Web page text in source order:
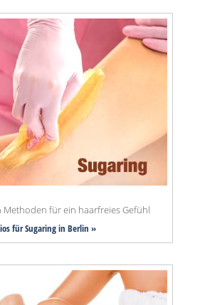
Methoden für ein haarfreies Gefühl
für Sugaring in Berlin »